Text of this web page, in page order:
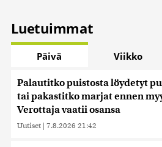
Luetuimmat
Päivä Viikko
Palautitko puistosta löydetyt
tai pakastitko marjat ennen
Verottaja vaatii osansa
Uutiset | 7.8.2026 21:42